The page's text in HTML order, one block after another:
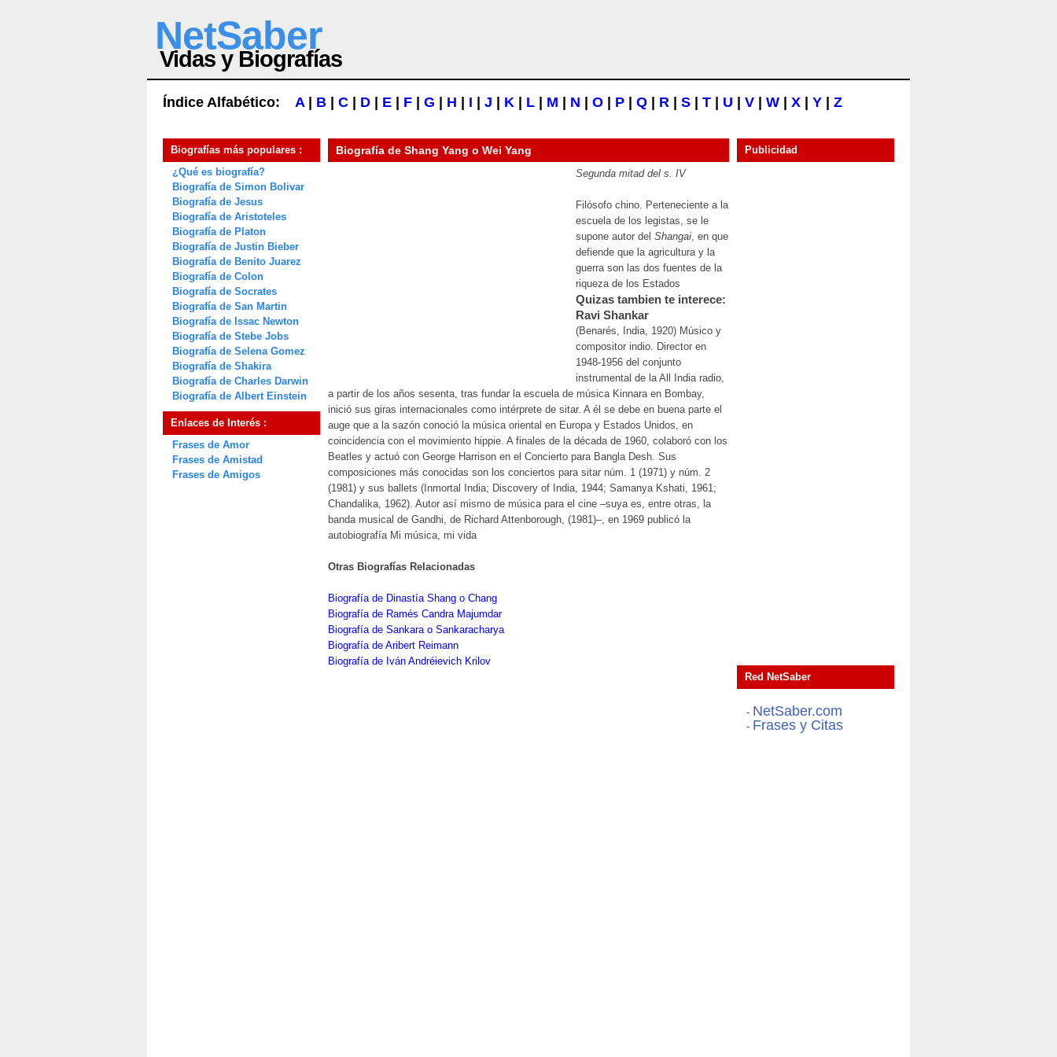
NetSaber
Vidas y Biografías
Índice Alfabético: A| B C D E F G H I J K L M N O P Q R S T U V W X Y Z
Biografías más populares :
¿Qué es biografía?
Biografía de Simon Bolivar
Biografía de Jesus
Biografía de Aristoteles
Biografía de Platon
Biografía de Justin Bieber
Biografía de Benito Juarez
Biografía de Colon
Biografía de Socrates
Biografía de San Martin
Biografía de Issac Newton
Biografía de Stebe Jobs
Biografía de Selena Gomez
Biografía de Shakira
Biografía de Charles Darwin
Biografía de Albert Einstein
Enlaces de Interés :
Frases de Amor
Frases de Amistad
Frases de Amigos
Biografía de Shang Yang o Wei Yang
Segunda mitad del s. IV
Filósofo chino. Perteneciente a la
escuela de los legistas, se le
supone autor del Shangai, en que
defiende que la agricultura y la
guerra son las dos fuentes de la
riqueza de los Estados
Quizas tambien te interece:
Ravi Shankar
(Benarés, India, 1920) Músico y
compositor indio. Director en
1948-1956 del conjunto
instrumental de la All India radio,
a partir de los años sesenta, tras fundar la escuela de música Kinnara en Bombay,
inició sus giras internacionales como intérprete de sitar. A él se debe en buena parte el
auge que a la sazón conoció la música oriental en Europa y Estados Unidos, en
coincidencia con el movimiento hippie. A finales de la década de 1960, colaboró con los
Beatles y actuó con George Harrison en el Concierto para Bangla Desh. Sus
composiciones más conocidas son los conciertos para sitar núm. 1 (1971) y núm. 2
(1981) y sus ballets (Inmortal India; Discovery of India, 1944; Samanya Kshati, 1961;
Chandalika, 1962). Autor así mismo de música para el cine –suya es, entre otras, la
banda musical de Gandhi, de Richard Attenborough, (1981)–, en 1969 publicó la
autobiografía Mi música, mi vida
Otras Biografías Relacionadas
Biografía de Dinastía Shang o Chang
Biografía de Ramés Candra Majumdar
Biografía de Sankara o Sankaracharya
Biografía de Aribert Reimann
Biografía de Iván Andréievich Krilov
Publicidad
Red NetSaber
- NetSaber.com
- Frases y Citas